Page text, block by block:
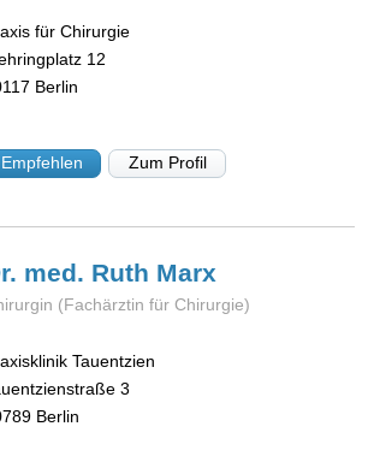
für Chirurgie
12
Berlin
Empfehlen Zum Profil
med. Ruth Marx
(Fachärztin für Chirurgie)
Tauentzien
3
Berlin